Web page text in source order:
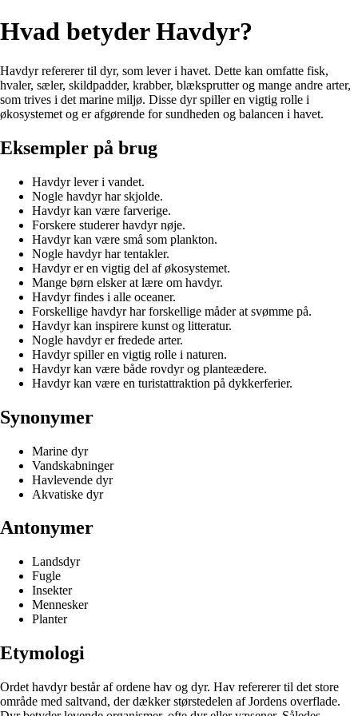
Hvad betyder Havdyr?
Havdyr refererer til dyr, som lever i havet. Dette kan omfatte fisk,
hvaler, sæler, skildpadder, krabber, blæksprutter og mange andre arter,
som trives i det marine miljø. Disse dyr spiller en vigtig rolle i
økosystemet og er afgørende for sundheden og balancen i havet.
Eksempler på brug
Havdyr lever i vandet.
Nogle havdyr har skjolde.
Havdyr kan være farverige.
Forskere studerer havdyr nøje.
Havdyr kan være små som plankton.
Nogle havdyr har tentakler.
Havdyr er en vigtig del af økosystemet.
Mange børn elsker at lære om havdyr.
Havdyr findes i alle oceaner.
Forskellige havdyr har forskellige måder at svømme på.
Havdyr kan inspirere kunst og litteratur.
Nogle havdyr er fredede arter.
Havdyr spiller en vigtig rolle i naturen.
Havdyr kan være både rovdyr og planteædere.
Havdyr kan være en turistattraktion på dykkerferier.
Synonymer
Marine dyr
Vandskabninger
Havlevende dyr
Akvatiske dyr
Antonymer
Landsdyr
Fugle
Insekter
Mennesker
Planter
Etymologi
Ordet havdyr består af ordene hav og dyr. Hav refererer til det store
område med saltvand, der dækker størstedelen af ​​Jordens overflade.